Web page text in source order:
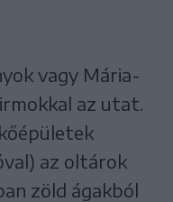
vagy Mária-
az utat.
az oltárok
zöld ágakból